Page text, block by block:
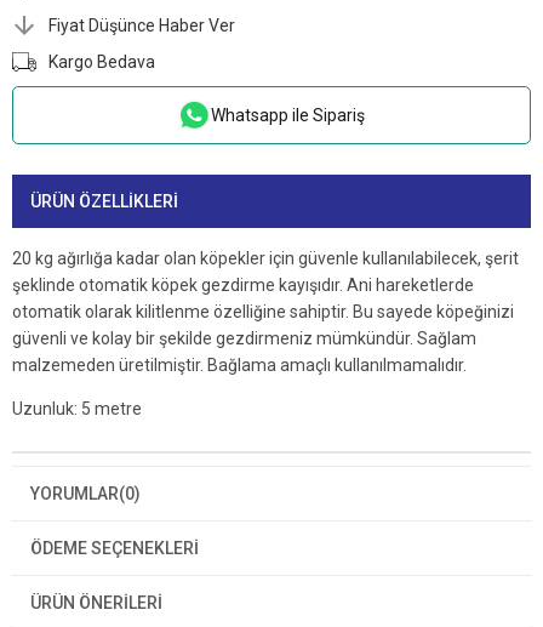
Fiyat Düşünce Haber Ver
Kargo Bedava
Whatsapp ile Sipariş
ÜRÜN ÖZELLIKLERI
20 kg ağırlığa kadar olan köpekler için güvenle kullanılabilecek, şerit
şeklinde otomatik köpek gezdirme kayışıdır. Ani hareketlerde
otomatik olarak kilitlenme özelliğine sahiptir. Bu sayede köpeğinizi
güvenli ve kolay bir şekilde gezdirmeniz mümkündür. Sağlam
malzemeden üretilmiştir. Bağlama amaçlı kullanılmamalıdır.
Uzunluk: 5 metre
YORUMLAR(0)
ÖDEME SEÇENEKLERI
ÜRÜN ÖNERILERI